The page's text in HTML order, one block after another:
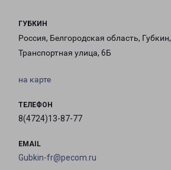
ГУБКИН
Россия, Белгородская область, Губкин,
Транспортная улица, 6Б
на карте
ТЕЛЕФОН
8(4724)13-87-77
EMAIL
Gubkin-fr@pecom.ru